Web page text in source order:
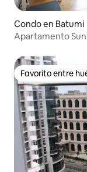
Condo en Batumi
Apartamento
Favorito entre
Favorito entre